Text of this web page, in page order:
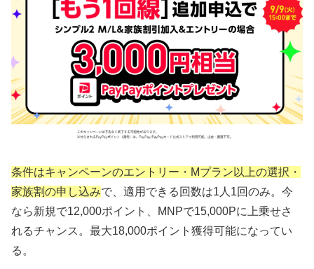
条件はキャンペーンのエントリー・Mプラン以上の選択・
家族割の申し込みで、適用できる回数は1人1回のみ。今
なら新規で12,000ポイント、MNPで15,000Pに上乗せさ
れるチャンス。最大18,000ポイント獲得可能になってい
る。